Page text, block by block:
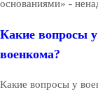
основаниями» -
Какие вопросы
военкома?
Какие вопросы у